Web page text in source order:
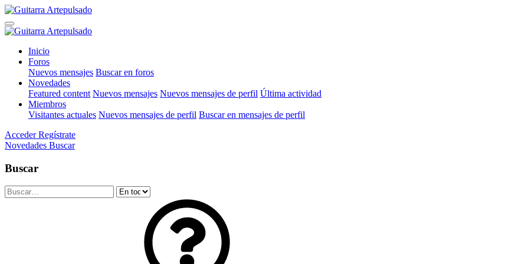
Inicio
Foros
Nuevos mensajes Buscar en foros
Novedades
Featured content Nuevos mensajes Nuevos mensajes de perfil Última actividad
Miembros
Visitantes actuales Nuevos mensajes de perfil Buscar en mensajes de perfil
Acceder Regístrate
Novedades Buscar
Buscar